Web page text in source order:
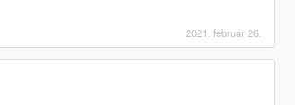
2021. február 26.